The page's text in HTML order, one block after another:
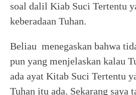
soal dalil Kiab Suci Tertentu
keberadaan Tuhan.
Beliau menegaskan bahwa
pun yang menjelaskan kalau
ada ayat Kitab Suci Tertentu
Tuhan itu ada. Sekarang saya